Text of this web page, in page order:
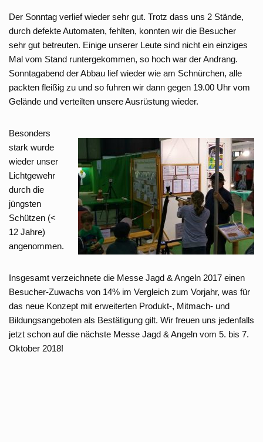
Der Sonntag verlief wieder sehr gut. Trotz dass uns 2 Stände,
durch defekte Automaten, fehlten, konnten wir die Besucher
sehr gut betreuten. Einige unserer Leute sind nicht ein einziges
Mal vom Stand runtergekommen, so hoch war der Andrang.
Sonntagabend der Abbau lief wieder wie am Schnürchen, alle
packten fleißig zu und so fuhren wir dann gegen 19.00 Uhr vom
Gelände und verteilten unsere Ausrüstung wieder.
Besonders
stark wurde
wieder unser
Lichtgewehr
durch die
jüngsten
Schützen (<
12 Jahre)
angenommen.
Insgesamt verzeichnete die Messe Jagd & Angeln 2017 einen
Besucher-Zuwachs von 14% im Vergleich zum Vorjahr, was für
das neue Konzept mit erweiterten Produkt-, Mitmach- und
Bildungsangeboten als Bestätigung gilt. Wir freuen uns jedenfalls
jetzt schon auf die nächste Messe Jagd & Angeln vom 5. bis 7.
Oktober 2018!